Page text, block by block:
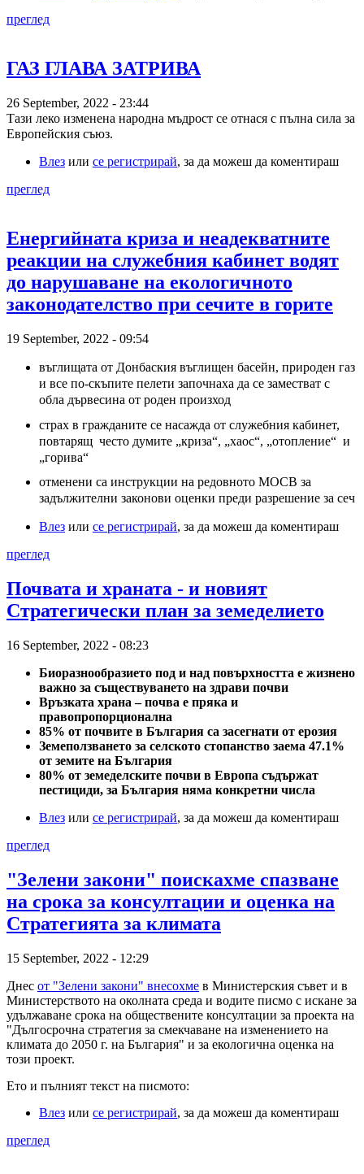
преглед
ГАЗ ГЛАВА ЗАТРИВА
26 September, 2022 - 23:44
Тази леко изменена народна мъдрост се отнася с пълна сила за
Европейския съюз.
Влез или се регистрирай, за да можеш да коментираш
преглед
Енергийната криза и неадекватните
реакции на служебния кабинет водят
до нарушаване на екологичното
законодателство при сечите в горите
19 September, 2022 - 09:54
въглищата от Донбаския въглищен басейн, природен газ
и все по-скъпите пелети започнаха да се заместват с
обла дървесина от роден произход
страх в гражданите се насажда от служебния кабинет,
повтарящ често думите „криза“, „хаос“, „отопление“ и
„горива“
отменени са инструкции на редовното МОСВ за
задължителни законови оценки преди разрешение за сеч
Влез или се регистрирай, за да можеш да коментираш
преглед
Почвата и храната - и новият
Стратегически план за земеделието
16 September, 2022 - 08:23
Биоразнообразието под и над повърхността е жизнено
важно за съществуването на здрави почви
Връзката храна – почва е пряка и
правопропорционална
85% от почвите в България са засегнати от ерозия
Земеползването за селското стопанство заема 47.1%
от земите на България
80% от земеделските почви в Европа съдържат
пестициди, за България няма конкретни числа
Влез или се регистрирай, за да можеш да коментираш
преглед
"Зелени закони" поискахме спазване
на срока за консултации и оценка на
Стратегията за климата
15 September, 2022 - 12:29
Днес от "Зелени закони" внесохме в Министерския съвет и в
Министерството на околната среда и водите писмо с искане за
удължаване срока на обществените консултации за проекта на
"Дългосрочна стратегия за смекчаване на изменението на
климата до 2050 г. на България" и за екологична оценка на
този проект.
Ето и пълният текст на писмото:
Влез или се регистрирай, за да можеш да коментираш
преглед